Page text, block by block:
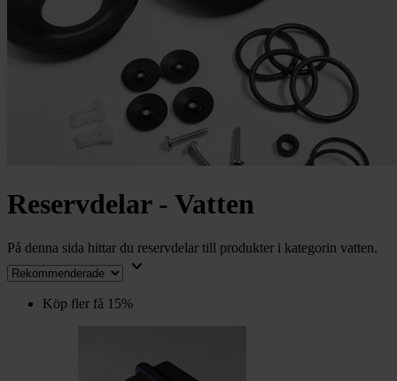
Grill & Fritid chevron_right
Lacanche
Reservdelar chevron_right
Reservdelar - Vatten
På denna sida hittar du reservdelar till produkter i kategorin vatten.
keyboard_arrow_down
Köp fler få 15%